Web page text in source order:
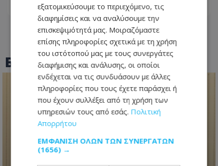
06.08.2026 - 12:02
BEST OFTOTHEMAONLINE
εξατομικεύσουμε το περιεχόμενο, τις
διαφημίσεις και να αναλύσουμε την
επισκεψιμότητά μας. Μοιραζόμαστε
επίσης πληροφορίες σχετικά με τη χρήση
του ιστότοπού μας με τους συνεργάτες
διαφήμισης και ανάλυσης, οι οποίοι
ενδέχεται να τις συνδυάσουν με άλλες
πληροφορίες που τους έχετε παράσχει ή
που έχουν συλλέξει από τη χρήση των
υπηρεσιών τους από εσάς. Πολιτική
Απορρήτου
ΕΜΦΆΝΙΣΗ ΌΛΩΝ ΤΩΝ ΣΥΝΕΡΓΑΤΏΝ
(1656) →